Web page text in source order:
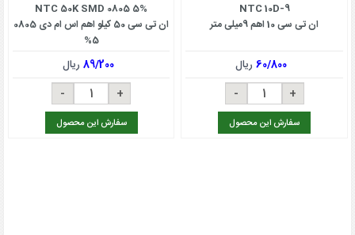
NTC 10D-9
ان تی سی 10 اهم 9میلی متر
60/800ریال
سفارش این محصول
NTC 50K SMD 0805 5%
ان تی سی 50 کیلو اهم اس ام دی 0805
5%
89/200 ریال
سفارش این محصول